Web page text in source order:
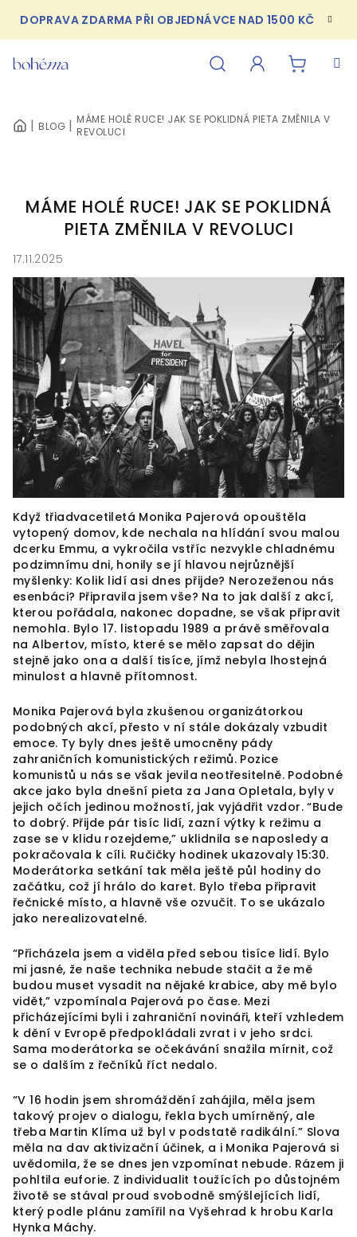
obsah
DOPRAVA ZDARMA PŘI OBJEDNÁVCE NAD 1500 KČ
DOMŮBLOG
MÁME HOLÉ RUCE! JAK SE POKLIDNÁ PIETA ZMĚNILA V
REVOLUCI
MÁME HOLÉ RUCE! JAK SE POKLIDNÁ
PIETA ZMĚNILA V REVOLUCI
17.11.2025
Když třiadvacetiletá Monika Pajerová opouštěla
vytopený domov, kde nechala na hlídání svou malou
dcerku Emmu, a vykročila vstříc nezvykle chladnému
podzimnímu dni, honily se jí hlavou nejrůznější
myšlenky: Kolik lidí asi dnes přijde? Nerozeženou nás
esenbáci? Připravila jsem vše? Na to jak další z akcí,
kterou pořádala, nakonec dopadne, se však připravit
nemohla. Bylo 17. listopadu 1989 a právě směřovala
na Albertov, místo, které se mělo zapsat do dějin
stejně jako ona a další tisíce, jímž nebyla lhostejná
minulost a hlavně přítomnost.
Monika Pajerová byla zkušenou organizátorkou
podobných akcí, přesto v ní stále dokázaly vzbudit
emoce. Ty byly dnes ještě umocněny pády
zahraničních komunistických režimů. Pozice
komunistů u nás se však jevila neotřesitelně. Podobné
akce jako byla dnešní pieta za Jana Opletala, byly v
jejich očích jedinou možností, jak vyjádřit vzdor. “Bude
to dobrý. Přijde pár tisíc lidí, zazní výtky k režimu a
zase se v klidu rozejdeme,” uklidnila se naposledy a
pokračovala k cíli. Ručičky hodinek ukazovaly 15:30.
Moderátorka setkání tak měla ještě půl hodiny do
začátku, což jí hrálo do karet. Bylo třeba připravit
řečnické místo, a hlavně vše ozvučit. To se ukázalo
jako nerealizovatelné.
“Přicházela jsem a viděla před sebou tisíce lidí. Bylo
mi jasné, že naše technika nebude stačit a že mě
budou muset vysadit na nějaké krabice, aby mě bylo
vidět,” vzpomínala Pajerová po čase. Mezi
přicházejícími byli i zahraniční novináři, kteří vzhledem
k dění v Evropě předpokládali zvrat i v jeho srdci.
Sama moderátorka se očekávání snažila mírnit, což
se o dalším z řečníků říct nedalo.
“V 16 hodin jsem shromáždění zahájila, měla jsem
takový projev o dialogu, řekla bych umírněný, ale
třeba Martin Klíma už byl v podstatě radikální.” Slova
měla na dav aktivizační účinek, a i Monika Pajerová si
uvědomila, že se dnes jen vzpomínat nebude. Rázem ji
pohltila euforie. Z individualit toužících po důstojném
životě se stával proud svobodně smýšlejících lidí,
který podle plánu zamířil na Vyšehrad k hrobu Karla
Hynka Máchy.